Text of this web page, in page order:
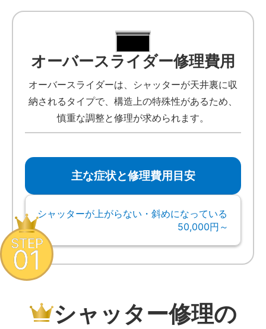
オーバースライダー修理費用
オーバースライダーは、シャッターが天井裏に収
納されるタイプで、構造上の特殊性があるため、
慎重な調整と修理が求められます。
主な症状と修理費用目安
シャッターが上がらない・斜めになっている
50,000円～
シャッター修理の
STEP
01